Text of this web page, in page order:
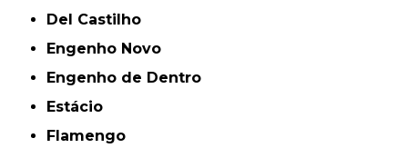
Del Castilho
Engenho Novo
Engenho de Dentro
Estácio
Flamengo